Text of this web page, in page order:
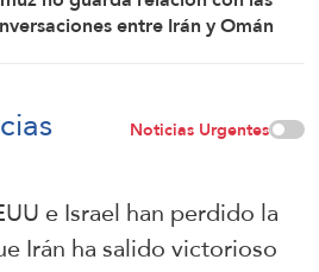
entre Irán y Omán
Noticias Urgentes
e Israel han perdido la
Irán ha salido victorioso